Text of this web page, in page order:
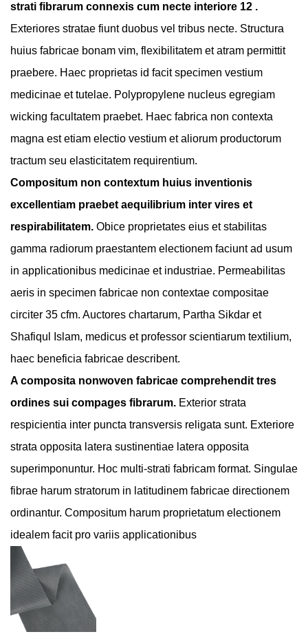
strati fibrarum connexis cum necte interiore 12 .
Exteriores stratae fiunt duobus vel tribus necte. Structura
huius fabricae bonam vim, flexibilitatem et atram permittit
praebere. Haec proprietas id facit specimen vestium
medicinae et tutelae. Polypropylene nucleus egregiam
wicking facultatem praebet. Haec fabrica non contexta
magna est etiam electio vestium et aliorum productorum
tractum seu elasticitatem requirentium.
Compositum non contextum huius inventionis
excellentiam praebet aequilibrium inter vires et
respirabilitatem. Obice proprietates eius et stabilitas
gamma radiorum praestantem electionem faciunt ad usum
in applicationibus medicinae et industriae. Permeabilitas
aeris in specimen fabricae non contextae compositae
circiter 35 cfm. Auctores chartarum, Partha Sikdar et
Shafiqul Islam, medicus et professor scientiarum textilium,
haec beneficia fabricae describent.
A composita nonwoven fabricae comprehendit tres
ordines sui compages fibrarum. Exterior strata
respicientia inter puncta transversis religata sunt. Exteriore
strata opposita latera sustinentiae latera opposita
superimponuntur. Hoc multi-strati fabricam format. Singulae
fibrae harum stratorum in latitudinem fabricae directionem
ordinantur. Compositum harum proprietatum electionem
idealem facit pro variis applicationibus